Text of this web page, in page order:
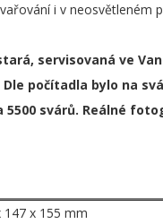
i v neosvětleném
servisovaná ve
Dle počítadla bylo na
5500 svárů. Reálné
147 x 155 mm